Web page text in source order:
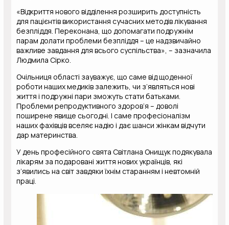
«Відкриття нового відділення розширить доступність
для пацієнтів використання сучасних методів лікування
безпліддя. Переконана, що допомагати подружнім
парам долати проблеми безпліддя – це надзвичайно
важливе завдання для всього суспільства», – зазначила
Людмила Сірко.
Очільниця області зауважує, що саме від щоденної
роботи наших медиків залежить, чи з’являться нові
життя і подружні пари зможуть стати батьками.
Проблеми репродуктивного здоров’я – доволі
поширене явище сьогодні. І саме професіоналізм
наших фахівців вселяє надію і дає шанси жінкам відчути
дар материнства.
У день професійного свята Світлана Онищук подякувала
лікарям за подаровані життя нових українців, які
з’явились на світ завдяки їхнім старанням і невтомній
праці.